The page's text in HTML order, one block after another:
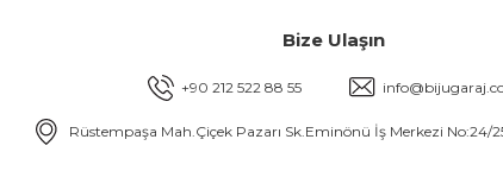
Bize Ulaşın
+90 212 522 88 55
Rüstempaşa Mah.Çiçek Pazarı Sk.Eminönü İş Merkezi No:24/